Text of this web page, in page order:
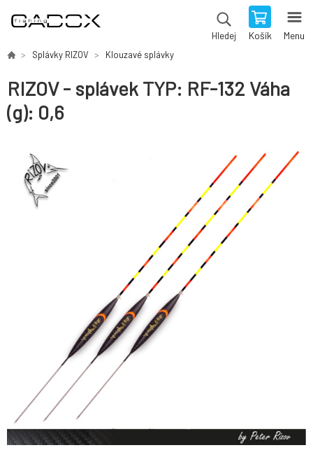
Hledej Košík Menu
Splávky RIZOV Klouzavé splávky
RIZOV - splávek TYP: RF-132 Váha
(g): 0,6